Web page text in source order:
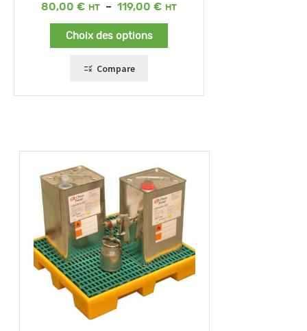
4.00
sur 5
80,00 € – 119,00 €
Plage
Choix des options
Compare